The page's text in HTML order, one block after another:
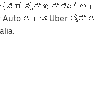
ಸೈನ್ ಇನ್ ಮಾಡಿ
ಅಥವಾ Uber ಬೈಕ್